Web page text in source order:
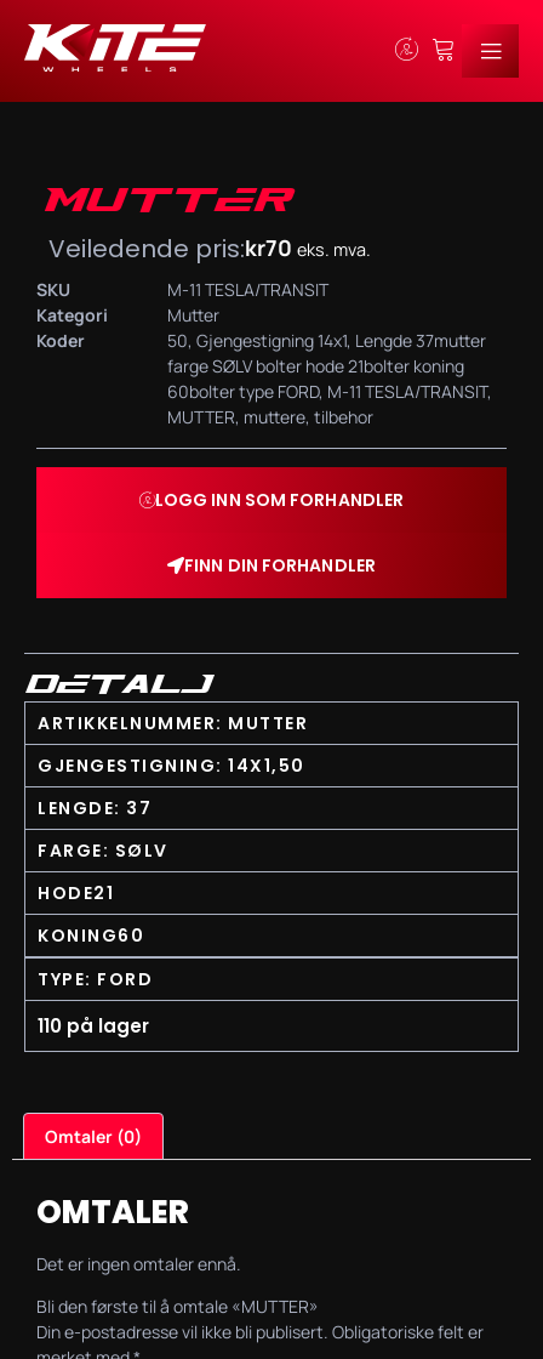
MUTTER
Veiledende pris:kr70 eks. mva.
SKU
M-11 TESLA/TRANSIT
Kategori
Mutter
Koder
50, Gjengestigning 14x1, Lengde 37mutter
farge SØLV bolter hode 21bolter koning
60bolter type FORD, M-11 TESLA/TRANSIT,
MUTTER, muttere, tilbehor
LOGG INN SOM FORHANDLER
FINN DIN FORHANDLER
DETALJ
ARTIKKELNUMMER: MUTTER
GJENGESTIGNING: 14X1,50
LENGDE: 37
FARGE: SØLV
HODE21
KONING60
TYPE: FORD
110 på lager
Omtaler (0)
OMTALER
Det er ingen omtaler ennå.
Bli den første til å omtale «MUTTER»
Din e-postadresse vil ikke bli publisert. Obligatoriske felt er